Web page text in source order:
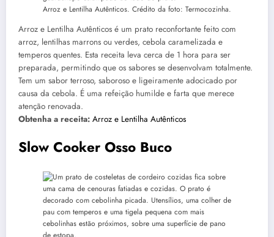
Arroz e Lentilha Autênticos. Crédito da foto: Termocozinha.
Arroz e Lentilha Autênticos é um prato reconfortante feito com
arroz, lentilhas marrons ou verdes, cebola caramelizada e
temperos quentes. Esta receita leva cerca de 1 hora para ser
preparada, permitindo que os sabores se desenvolvam totalmente.
Tem um sabor terroso, saboroso e ligeiramente adocicado por
causa da cebola. É uma refeição humilde e farta que merece
atenção renovada.
Obtenha a receita: Arroz e Lentilha Autênticos
Slow Cooker Osso Buco